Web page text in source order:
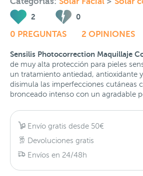
2 0
0 PREGUNTAS 2 OPINIONES
Sensilis Photocorrection Maquillaje
de muy alta protección para pieles
un tratamiento antiedad, antioxidante
disimula las imperfecciones cutáneas
bronceado intenso con un agradable
Envío gratis desde 50€
Devoluciones gratis
Envíos en 24/48h